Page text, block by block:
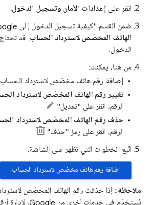
انقر على إعدادات الأمان وتسجيل الدخول.
ضمن القسم "كيفية تسجيل الدخول إلى Google"، انقر على
الهاتف المخصّص لاسترداد الحساب. قد
الدخول.
من هنا، يمكنك:
إضافة رقم هاتف مخصّص لاسترداد الحساب
تغيير رقم الهاتف المخصّص لاسترداد
الرقم، انقر على "تعديل"
حذف رقم الهاتف المخصّص لاسترداد
الرقم، انقر على رمز "حذف"
اتّبِع الخطوات التي تظهر على الشاشة.
إضافة رقم هاتف مخصّص لاسترداد الحساب
ملاحظة: إذا حذفت رقم الهاتف المخصّص
يُستخدَم في خدمات أخرى من Google. لإدارة أرقام هواتفك،